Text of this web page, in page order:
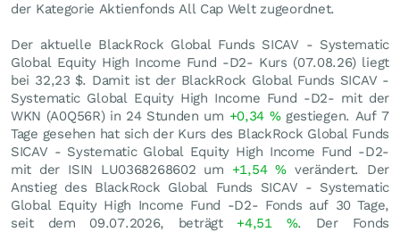
der Kategorie Aktienfonds All Cap Welt zugeordnet.
Der aktuelle BlackRock Global Funds SICAV - Systematic
Global Equity High Income Fund -D2- Kurs (07.08.26) liegt
bei 32,23 $. Damit ist der BlackRock Global Funds SICAV -
Systematic Global Equity High Income Fund -D2- mit der
WKN (A0Q56R) in 24 Stunden um +0,34 %gestiegen. Auf 7
Tage gesehen hat sich der Kurs des BlackRock Global Funds
SICAV - Systematic Global Equity High Income Fund -D2-
mit der ISIN LU0368268602 um +1,54%verändert. Der
Anstieg des BlackRock Global Funds SICAV - Systematic
Global Equity High Income Fund -D2- Fonds auf 30 Tage,
seit dem 09.07.2026, beträgt +4,51 %. Der Fonds